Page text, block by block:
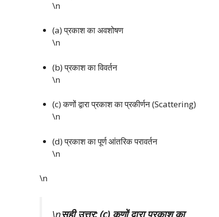
\n
(a) प्रकाश का अवशोषण
\n
(b) प्रकाश का विवर्तन
\n
(c) कणों द्वारा प्रकाश का प्रकीर्णन (Scattering)
\n
(d) प्रकाश का पूर्ण आंतरिक परावर्तन
\n
\n
\nसही उत्तर: (c) कणों द्वारा प्रकाश का